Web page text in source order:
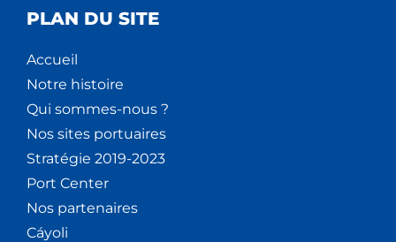
PLAN DU SITE
Accueil
Notre histoire
Qui sommes-nous ?
Nos sites portuaires
Stratégie 2019-2023
Port Center
Nos partenaires
Cáyoli